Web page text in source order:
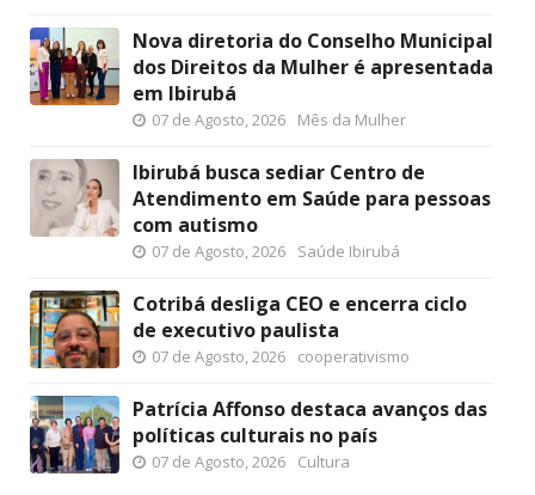
Nova diretoria do Conselho Municipal
dos Direitos da Mulher é apresentada
em Ibirubá
07 de Agosto, 2026 Mês da Mulher
Ibirubá busca sediar Centro de
Atendimento em Saúde para pessoas
com autismo
07 de Agosto, 2026 Saúde Ibirubá
Cotribá desliga CEO e encerra ciclo
de executivo paulista
07 de Agosto, 2026 cooperativismo
Patrícia Affonso destaca avanços das
políticas culturais no país
07 de Agosto, 2026 Cultura